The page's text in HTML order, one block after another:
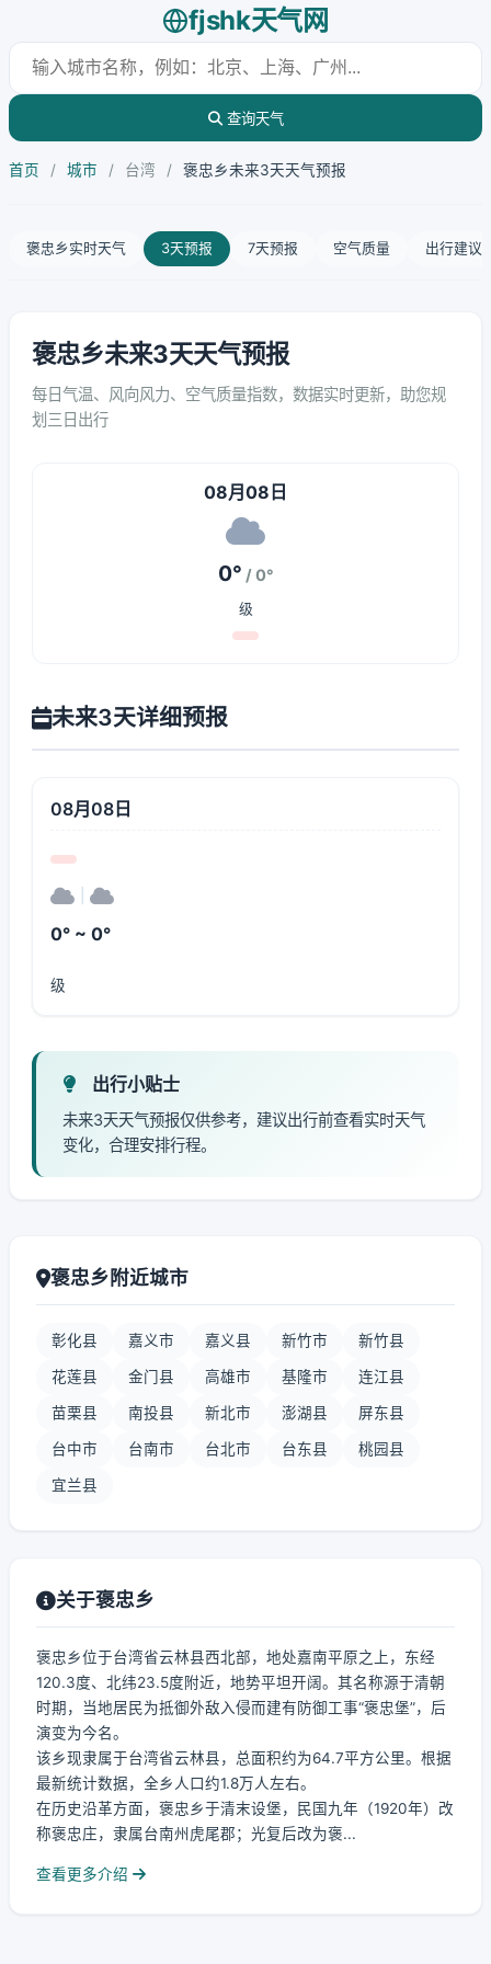
fjshk天气网
查询天气
首页 / 城市 / 台湾 / 褒忠乡未来3天天气预报
褒忠乡实时天气 3天预报 7天预报 空气质量 出行建议
褒忠乡未来3天天气预报
每日气温、风向风力、空气质量指数，数据实时更新，助您规
划三日出行
08月08日
0° / 0°
级
未来3天详细预报
08月08日
0° ~ 0°
级
出行小贴士
未来3天天气预报仅供参考，建议出行前查看实时天气
变化，合理安排行程。
褒忠乡附近城市
彰化县 嘉义市 嘉义县 新竹市 新竹县
花莲县 金门县 高雄市 基隆市 连江县
苗栗县 南投县 新北市 澎湖县 屏东县
台中市 台南市 台北市 台东县 桃园县
宜兰县
关于褒忠乡
褒忠乡位于台湾省云林县西北部，地处嘉南平原之上，东经
120.3度、北纬23.5度附近，地势平坦开阔。其名称源于清朝
时期，当地居民为抵御外敌入侵而建有防御工事“褒忠堡”，后
演变为今名。
该乡现隶属于台湾省云林县，总面积约为64.7平方公里。根据
最新统计数据，全乡人口约1.8万人左右。
在历史沿革方面，褒忠乡于清末设堡，民国九年（1920年）改
称褒忠庄，隶属台南州虎尾郡；光复后改为褒...
查看更多介绍